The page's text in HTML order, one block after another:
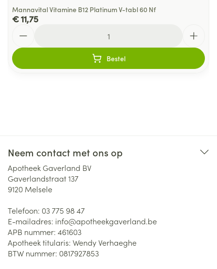
Mannavital Vitamine B12 Platinum V-tabl 60 Nf
€ 11,75
Bestel
Neem contact met ons op
Apotheek Gaverland BV
Gaverlandstraat 137
9120 Melsele
Telefoon: 03 775 98 47
E-mailadres: info@apotheekgaverland.be
APB nummer: 461603
Apotheek titularis: Wendy Verhaeghe
BTW nummer: 0817927853